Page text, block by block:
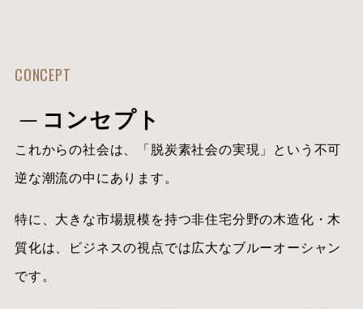
CONCEPT
コンセプト
これからの社会は、「脱炭素社会の実現」という不可
逆な潮流の中にあります。
特に、大きな市場規模を持つ非住宅分野の木造化・木
質化は、ビジネスの視点では広大なブルーオーシャン
です。